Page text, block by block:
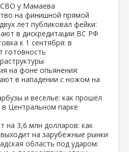
у Мамаева
на финишной прямой
лет публиковал фейки:
в дискредитации ВС РФ
к 1 сентября: в
готовность
на фоне опьянения:
в нападении с ножом на
и веселье: как прошёл
в Центральном парке
на 3,6 млн долларов: как
на зарубежные рынки
область под ударом: